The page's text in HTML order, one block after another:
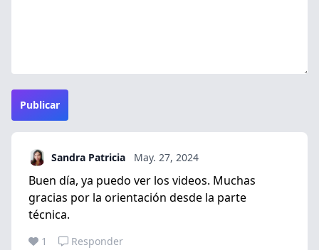
Publicar
Sandra Patricia May. 27, 2024
Buen día, ya puedo ver los videos. Muchas
gracias por la orientación desde la parte
técnica.
1 Responder